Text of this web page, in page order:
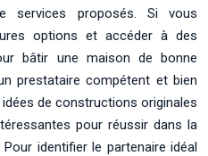
services proposés. Si vous
options et accéder à des
bâtir une maison de bonne
prestataire compétent et bien
de constructions originales
pour réussir dans la
identifier le partenaire idéal